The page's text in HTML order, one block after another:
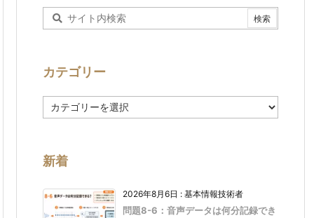
カテゴリー
テ
ー
新着
2026年8月6日 : 基本情報技術者
問題8-6：音声データは何分記録でき